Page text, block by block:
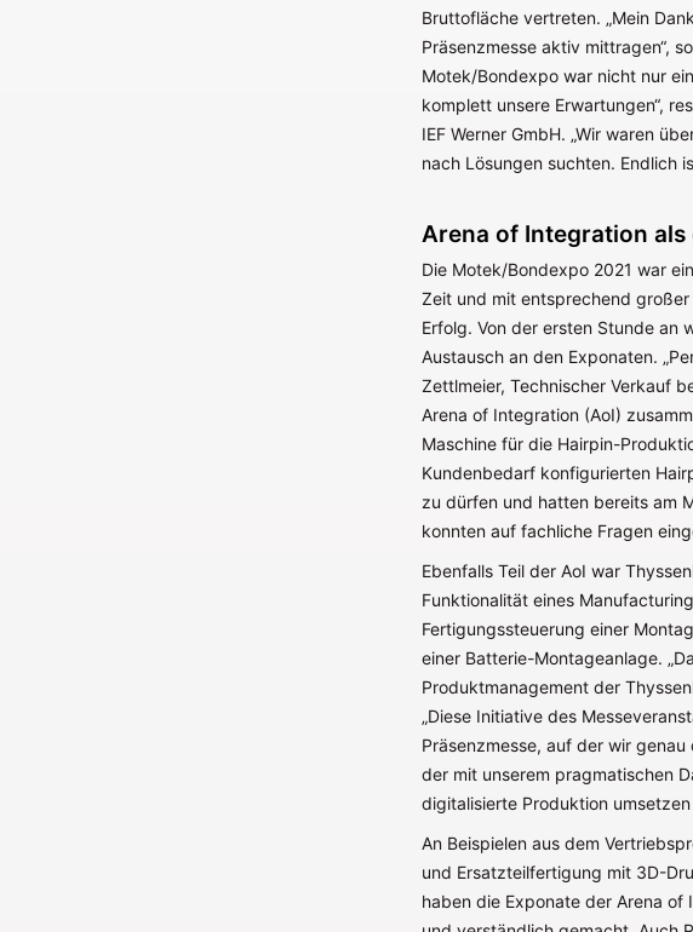
Bruttofläche vertreten. „Mein
Präsenzmesse aktiv mittragen“,
Motek/Bondexpo war nicht nur
komplett unsere Erwartungen“,
IEF Werner GmbH. „Wir waren
nach Lösungen suchten. Endlich
Arena of Integration als
Die Motek/Bondexpo 2021 war
Zeit und mit entsprechend
Erfolg. Von der ersten Stunde an
Austausch an den Exponaten.
Zettlmeier, Technischer Verkauf
Arena of Integration (AoI)
Maschine für die Hairpin-
Kundenbedarf konfigurierten
zu dürfen und hatten bereits am
konnten auf fachliche Fragen
Ebenfalls Teil der AoI war
Funktionalität eines
Fertigungssteuerung einer
einer Batterie-Montageanlage.
Produktmanagement der
„Diese Initiative des
Präsenzmesse, auf der wir
der mit unserem pragmatischen
digitalisierte Produktion umsetzen
An Beispielen aus dem
und Ersatzteilfertigung mit 3D-
haben die Exponate der Arena